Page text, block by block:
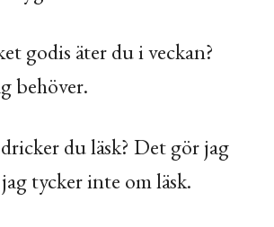
godis äter du i veckan?
behöver.
du läsk? Det gör jag
tycker inte om läsk.